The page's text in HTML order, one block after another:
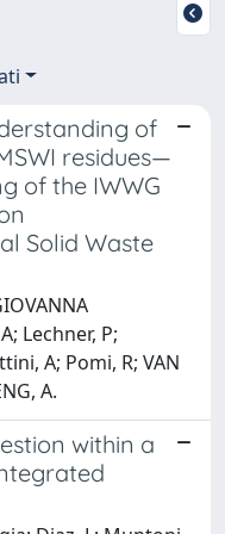
of
residues—
of the IWWG
Solid Waste
Lechner, P;
A; Pomi, R; VAN
A.
within a